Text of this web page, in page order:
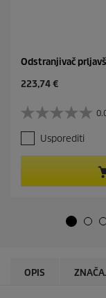
Odstranjivač
C
r
e
n
t
223,74 €
0
.
0
o
Usporediti
OPIS